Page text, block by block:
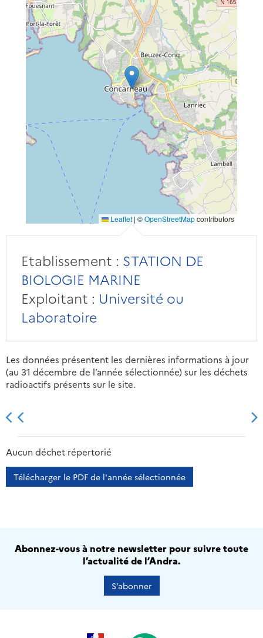
Leaflet | ©OpenStreetMapcontributors
Etablissement : STATION DE
BIOLOGIE MARINE
Exploitant : Université ou
Laboratoire
Les données présentent les dernières informations à jour
(au 31 décembre de l’année sélectionnée) sur les déchets
radioactifs présents sur le site.
2013 2014
Aucun déchet répertorié
Télécharger le PDF de l'année sélectionnée
Abonnez-vous à notre newsletter pour suivre toute
l’actualité de l’Andra.
S’abonner